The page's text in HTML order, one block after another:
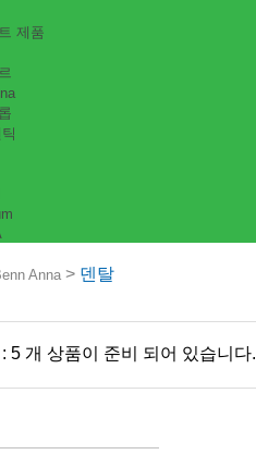
제품
Anna > 덴탈
5 개 상품이 준비 되어 있습니다.